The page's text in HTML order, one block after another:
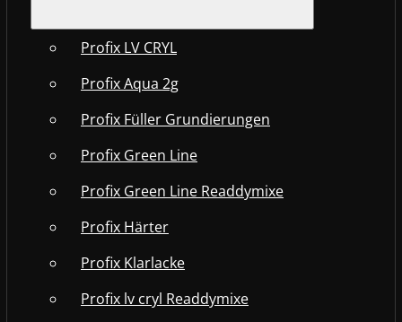
Profix LV CRYL
Profix Aqua 2g
Profix Füller Grundierungen
Profix Green Line
Profix Green Line Readdymixe
Profix Härter
Profix Klarlacke
Profix lv cryl Readdymixe